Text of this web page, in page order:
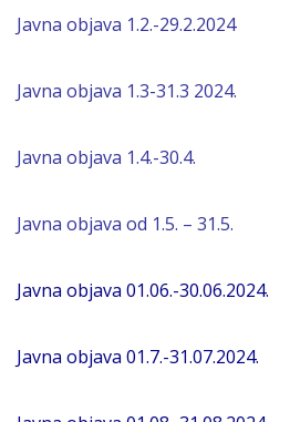
Javna objava 1.2.-29.2.2024
Javna objava 1.3-31.3 2024.
Javna objava 1.4.-30.4.
Javna objava od 1.5. – 31.5.
Javna objava 01.06.-30.06.2024.
Javna objava 01.7.-31.07.2024.